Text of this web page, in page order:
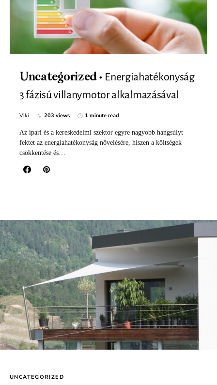
Uncategorized
Energiahatékonyság
3 fázisú villanymotor alkalmazásával
Viki 203 views 1 minute read
Az ipari és a kereskedelmi szektor egyre nagyobb hangsúlyt
fektet az energiahatékonyság növelésére, hiszen a költségek
csökkentése és…
UNCATEGORIZED